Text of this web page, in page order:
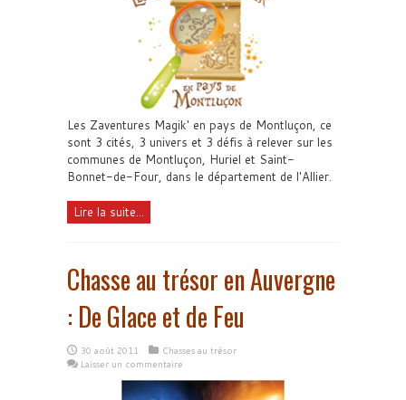
Les Zaventures Magik' en pays de Montluçon, ce
sont 3 cités, 3 univers et 3 défis à relever sur les
communes de Montluçon, Huriel et Saint-
Bonnet-de-Four, dans le département de l'Allier.
Lire la suite...
Chasse au trésor en Auvergne
: De Glace et de Feu
30 août 2011
Chasses au trésor
Laisser un commentaire